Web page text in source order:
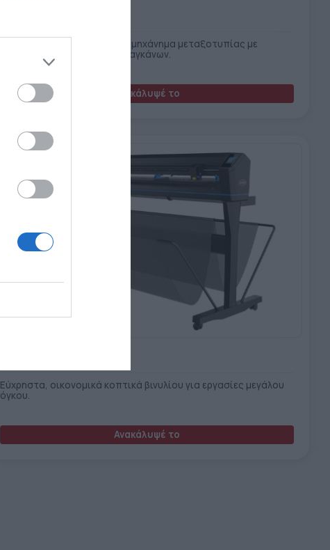
Πλήρως αυτόματο, επίπεδο μηχάνημα μεταξοτυπίας με
περιστρεφόμενο σύστημα δαγκάνων.
Ανακάλυψέ το
Εύχρηστα, οικονομικά κοπτικά βινυλίου για εργασίες μεγάλου
όγκου.
Ανακάλυψέ το